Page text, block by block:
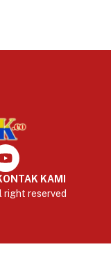
KAMI
reserved